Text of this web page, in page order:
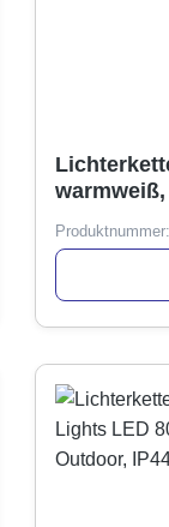
Produktnummer: